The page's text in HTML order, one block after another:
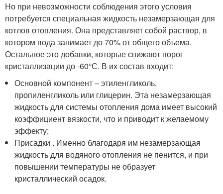
Но при невозможности соблюдения этого условия
потребуется специальная жидкость незамерзающая для
котлов отопления. Она представляет собой раствор, в
котором вода занимает до 70% от общего объема.
Остальное это добавки, которые снижают порог
кристаллизации до -60°С. В их состав входит:
Основной компонент – этиленгликоль,
пропиленгликоль или глицерин. Эта незамерзающая
жидкость для системы отопления дома имеет высокий
коэффициент вязкости, что и приводит к желаемому
эффекту;
Присадки . Именно благодаря им незамерзающая
жидкость для водяного отопления не пенится, и при
повышении температуры не образует
кристаллический осадок.